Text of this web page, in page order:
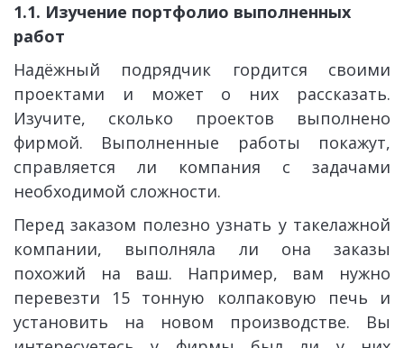
1.1. Изучение портфолио выполненных
работ
Надёжный подрядчик гордится своими
проектами и может о них рассказать.
Изучите, сколько проектов выполнено
фирмой. Выполненные работы покажут,
справляется ли компания с задачами
необходимой сложности.
Перед заказом полезно узнать у такелажной
компании, выполняла ли она заказы
похожий на ваш. Например, вам нужно
перевезти 15 тонную колпаковую печь и
установить на новом производстве. Вы